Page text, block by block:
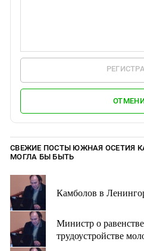
СВЕЖИЕ ПОСТЫ ЮЖНАЯ ОСЕТИЯ
МОГЛА БЫ БЫТЬ
Камболов в
Министр о
трудоустройстве